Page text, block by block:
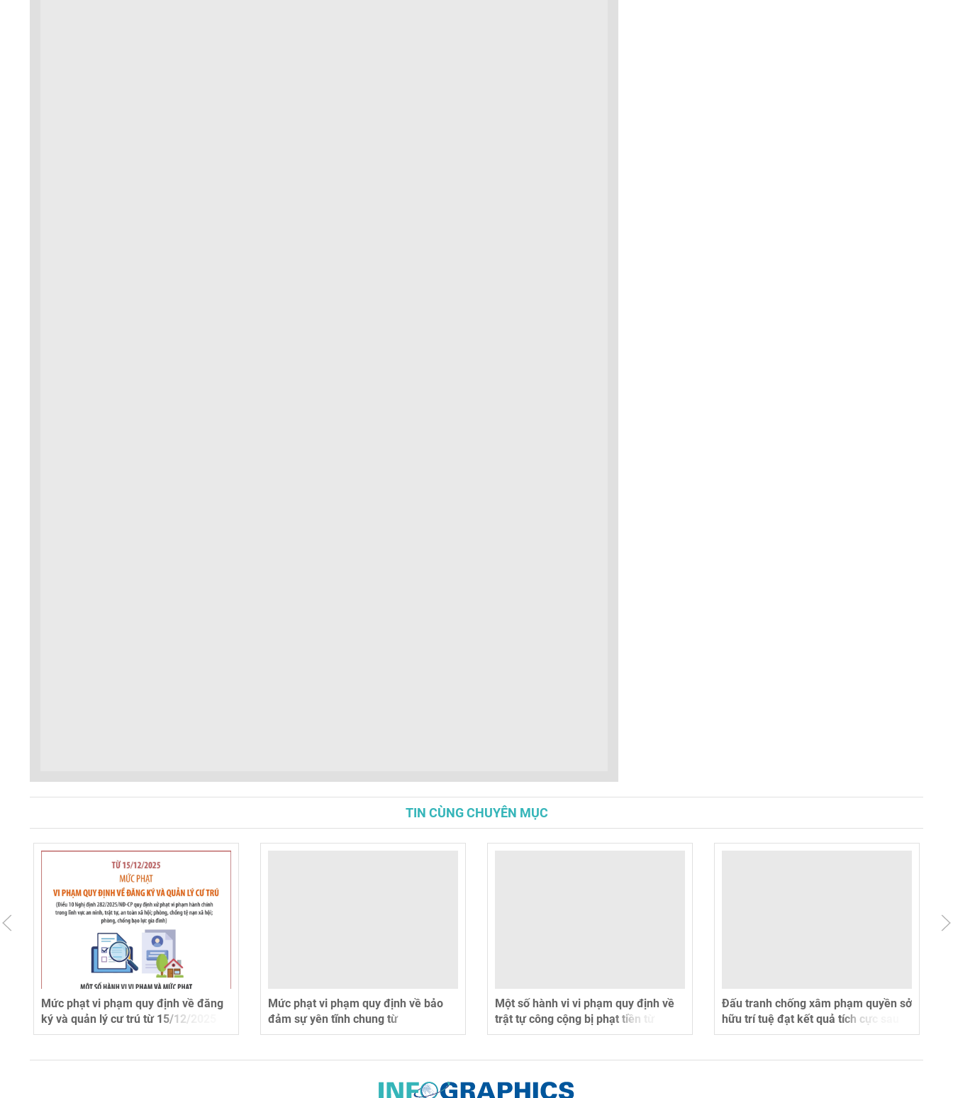
TIN CÙNG CHUYÊN MỤC
Đấu tranh chống xâm phạm quyền sở
hữu trí tuệ đạt kết quả tích cực sau
hơn 3 tuần triển khai
Mức phạt vi phạm quy định về đăng
ký và quản lý cư trú từ 15/12/2025
Mức phạt vi phạm quy định về bảo
đảm sự yên tĩnh chung từ
15/12/2025
Một số hành vi vi phạm quy định về
trật tự công cộng bị phạt tiền từ
3.000.000 - 4.000.000 đồng từ